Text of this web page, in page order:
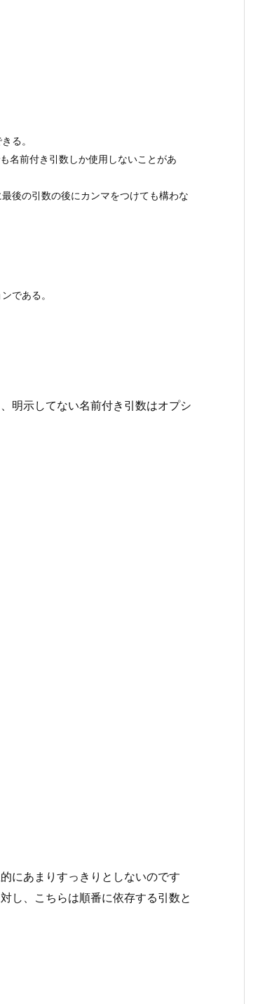
る。
名前付き引数しか使用しないことがあ
後の引数の後にカンマをつけても構わな
である。
明示してない名前付き引数はオプシ
にあまりすっきりとしないのです
し、こちらは順番に依存する引数と